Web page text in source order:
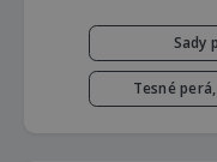
Sady
Tesné